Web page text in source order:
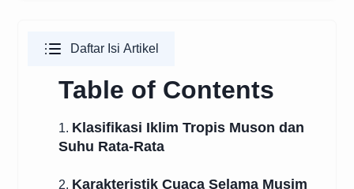
Daftar Isi Artikel
Table of Contents
1. Klasifikasi Iklim Tropis Muson dan
Suhu Rata-Rata
2. Karakteristik Cuaca Selama Musim